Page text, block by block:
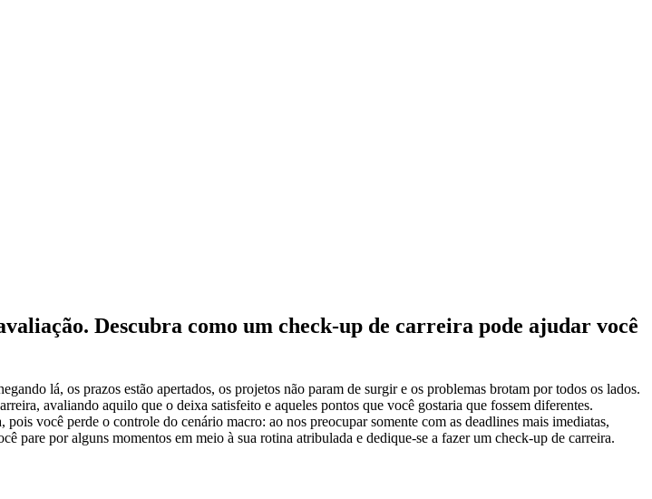
Descubra como um check-up de carreira pode ajudar você
lá, os prazos estão apertados, os projetos não param de surgir e os problemas brotam por todos os lados.
avaliando aquilo que o deixa satisfeito e aqueles pontos que você gostaria que fossem diferentes.
você perde o controle do cenário macro: ao nos preocupar somente com as deadlines mais imediatas,
pare por alguns momentos em meio à sua rotina atribulada e dedique-se a fazer um check-up de carreira.